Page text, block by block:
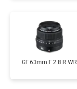
GF 63mm F 2.8 R WR